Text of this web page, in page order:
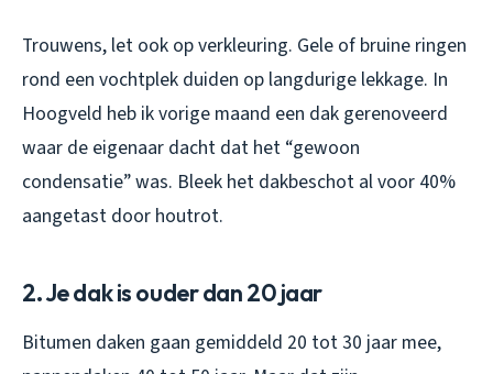
Trouwens, let ook op verkleuring. Gele of bruine ringen
rond een vochtplek duiden op langdurige lekkage. In
Hoogveld heb ik vorige maand een dak gerenoveerd
waar de eigenaar dacht dat het “gewoon
condensatie” was. Bleek het dakbeschot al voor 40%
aangetast door houtrot.
2. Je dak is ouder dan 20 jaar
Bitumen daken gaan gemiddeld 20 tot 30 jaar mee,